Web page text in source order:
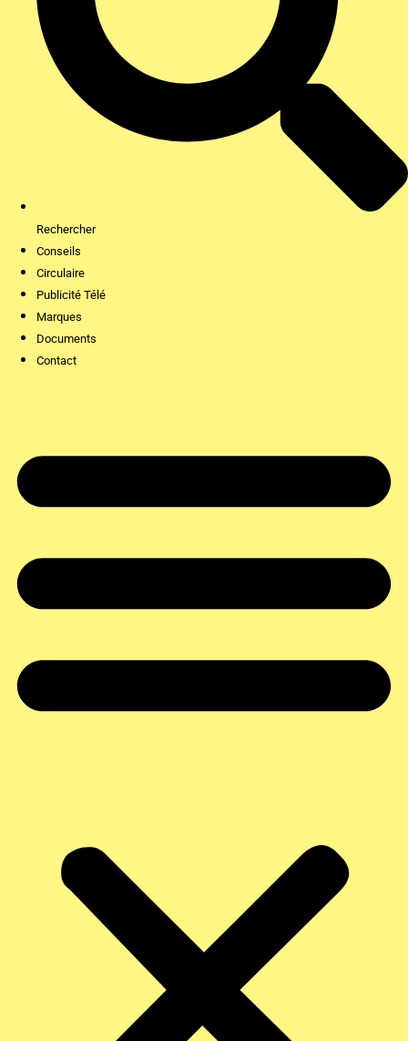
Rechercher
Conseils
Circulaire
Publicité Télé
Marques
Documents
Contact